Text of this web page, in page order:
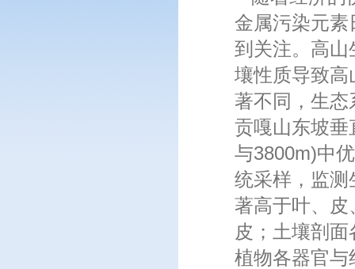
金属污染元素
到关注。高山
壤性质导致高
著不同，生态
贡嘎山东坡垂
与3800m)中
统采样，监测
著高于叶、皮
皮；土壤剖
植物各器官与